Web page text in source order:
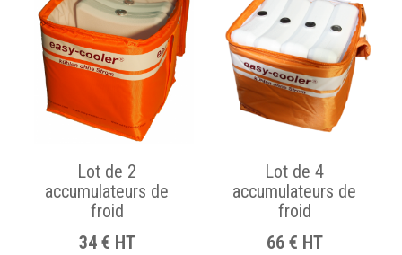
Lot de 2
accumulateurs de
froid
34€ HT
Lot de 4
accumulateurs de
froid
66€ HT